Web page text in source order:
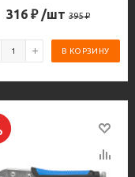
316 ₽ /шт 395₽
В КОРЗИНУ